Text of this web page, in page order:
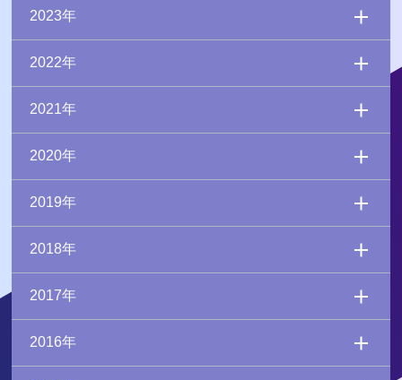
2023年
2022年
2021年
2020年
2019年
2018年
2017年
2016年